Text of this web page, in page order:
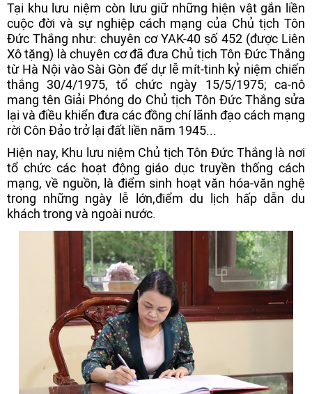
Tại khu lưu niệm còn lưu giữ những hiện vật gắn liền
cuộc đời và sự nghiệp cách mạng của Chủ tịch Tôn
Đức Thắng như: chuyên cơ YAK-40 số 452 (được Liên
Xô tặng) là chuyên cơ đã đưa Chủ tịch Tôn Đức Thắng
từ Hà Nội vào Sài Gòn để dự lễ mít-tinh kỷ niệm chiến
thắng 30/4/1975, tổ chức ngày 15/5/1975; ca-nô
mang tên Giải Phóng do Chủ tịch Tôn Đức Thắng sửa
lại và điều khiển đưa các đồng chí lãnh đạo cách mạng
rời Côn Đảo trở lại đất liền năm 1945...
Hiện nay, Khu lưu niệm Chủ tịch Tôn Đức Thắng là nơi
tổ chức các hoạt động giáo dục truyền thống cách
mạng, về nguồn, là điểm sinh hoạt văn hóa-văn nghệ
trong những ngày lễ lớn,điểm du lịch hấp dẫn du
khách trong và ngoài nước.